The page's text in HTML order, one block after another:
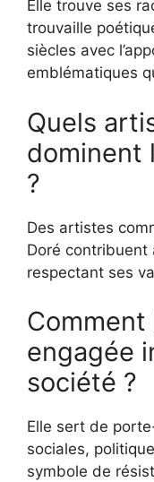
Elle trouve ses
trouvaille
siècles avec
emblématiques
Quels
dominent
?
Des artistes
Doré contribuent
respectant ses
Comment
engagée
société ?
Elle sert de
sociales,
symbole de